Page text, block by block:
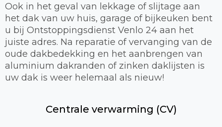
Ook in het geval van lekkage of slijtage aan
het dak van uw huis, garage of bijkeuken bent
u bij Ontstoppingsdienst Venlo 24 aan het
juiste adres. Na reparatie of vervanging van de
oude dakbedekking en het aanbrengen van
aluminium dakranden of zinken daklijsten is
uw dak is weer helemaal als nieuw!
Centrale verwarming (CV)